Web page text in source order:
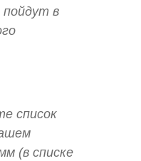
в
список
(в списке